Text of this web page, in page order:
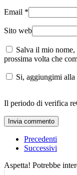
Email *
Sito web
Salva il mio
prossima volta che
Si, aggiungimi
Il periodo di verifica
Invia commento
Precedenti
Successivi
Aspetta! Potrebbe